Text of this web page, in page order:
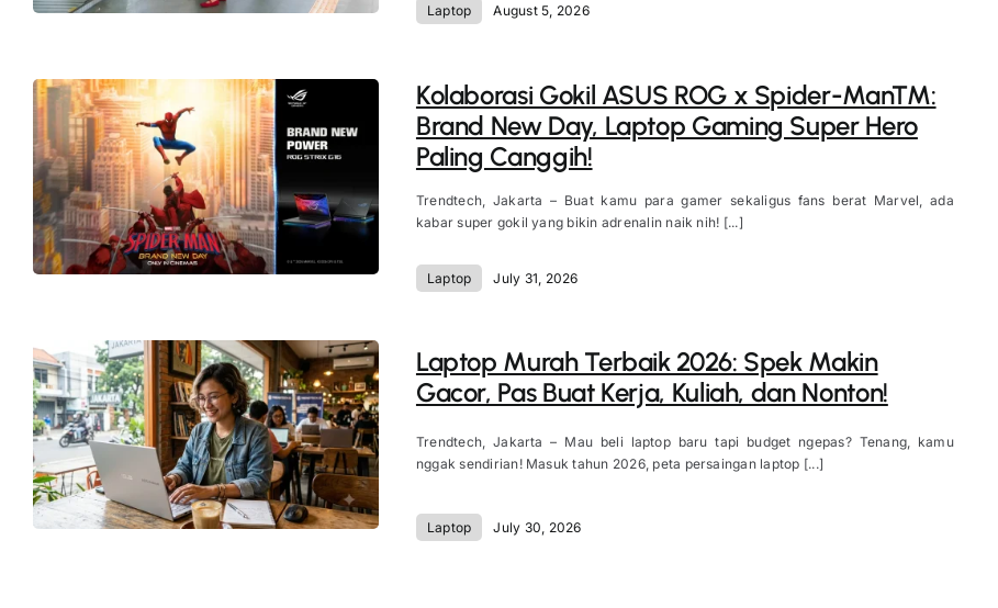
Laptop August 5, 2026
Kolaborasi Gokil ASUS ROG x Spider-Man™:
Brand New Day, Laptop Gaming Super Hero
Paling Canggih!
Trendtech, Jakarta – Buat kamu para gamer sekaligus fans berat Marvel, ada
kabar super gokil yang bikin adrenalin naik nih! [...]
Laptop July 31, 2026
Laptop Murah Terbaik 2026: Spek Makin
Gacor, Pas Buat Kerja, Kuliah, dan Nonton!
Trendtech, Jakarta – Mau beli laptop baru tapi budget ngepas? Tenang, kamu
nggak sendirian! Masuk tahun 2026, peta persaingan laptop [...]
Laptop July 30, 2026